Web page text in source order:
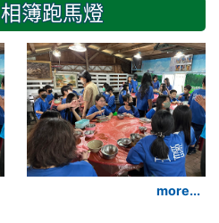
簿跑馬燈
2024-11-14 六年級三和
more...